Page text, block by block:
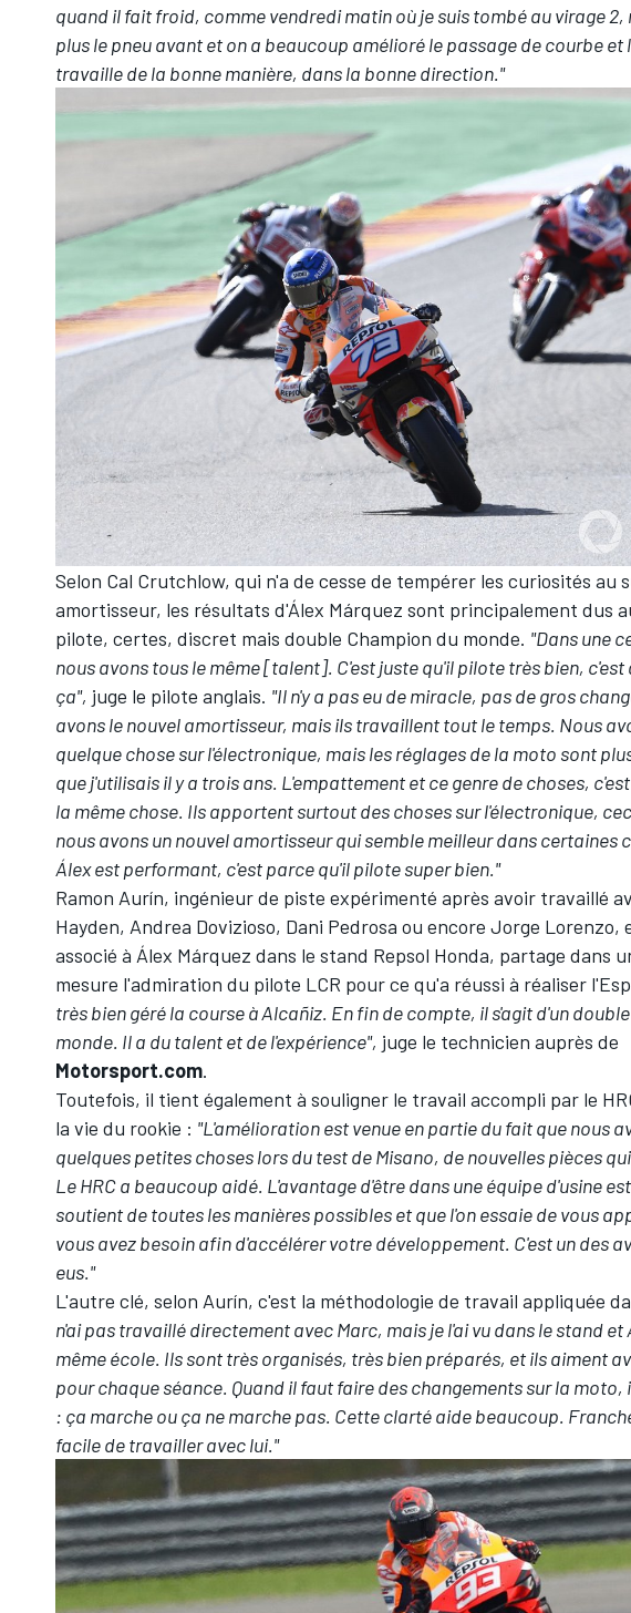
quand il fait froid, comme vendredi matin où je suis tombé au virage 2,
plus le pneu avant et on a beaucoup amélioré le passage de courbe et
travaille de la bonne manière, dans la bonne direction."
Selon Cal Crutchlow, qui n'a de cesse de tempérer les curiosités au
amortisseur, les résultats d'Álex Márquez sont principalement dus
pilote, certes, discret mais double Champion du monde. "Dans une
nous avons tous le même [talent]. C'est juste qu'il pilote très bien, c'est
ça", juge le pilote anglais. "Il n'y a pas eu de miracle, pas de gros
avons le nouvel amortisseur, mais ils travaillent tout le temps. Nous
quelque chose sur l'électronique, mais les réglages de la moto sont
que j'utilisais il y a trois ans. L'empattement et ce genre de choses,
la même chose. Ils apportent surtout des choses sur l'électronique,
nous avons un nouvel amortisseur qui semble meilleur dans certaines
Álex est performant, c'est parce qu'il pilote super bien."
Ramon Aurín, ingénieur de piste expérimenté après avoir travaillé
Hayden, Andrea Dovizioso, Dani Pedrosa ou encore Jorge Lorenzo,
associé à Álex Márquez dans le stand Repsol Honda, partage dans
mesure l'admiration du pilote LCR pour ce qu'a réussi à réaliser
très bien géré la course à Alcañiz. En fin de compte, il s'agit d'un
monde. Il a du talent et de l'expérience", juge le technicien auprès de
Motorsport.com.
Toutefois, il tient également à souligner le travail accompli par le
la vie du rookie : "L'amélioration est venue en partie du fait que nous
quelques petites choses lors du test de Misano, de nouvelles pièces
Le HRC a beaucoup aidé. L'avantage d'être dans une équipe d'usine
soutient de toutes les manières possibles et que l'on essaie de vous
vous avez besoin afin d'accélérer votre développement. C'est un des
eus."
L'autre clé, selon Aurín, c'est la méthodologie de travail appliquée
n'ai pas travaillé directement avec Marc, mais je l'ai vu dans le stand et
même école. Ils sont très organisés, très bien préparés, et ils aiment
pour chaque séance. Quand il faut faire des changements sur la
: ça marche ou ça ne marche pas. Cette clarté aide beaucoup.
facile de travailler avec lui."